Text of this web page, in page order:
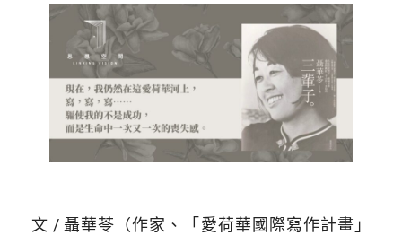
文 / 聶華苓（作家、「愛荷華國際寫作計畫」